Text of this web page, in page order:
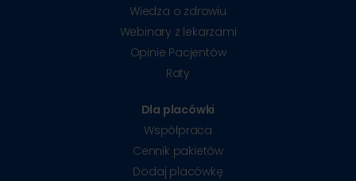
Wiedza o zdrowiu
Webinary z lekarzami
Opinie Pacjentów
Raty
Dla placówki
Współpraca
Cennik pakietów
Dodaj placówkę